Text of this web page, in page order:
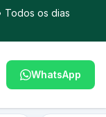
Todos os dias
WhatsApp